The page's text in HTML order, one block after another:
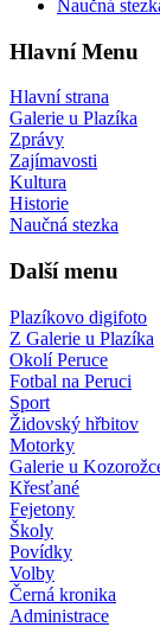
Naučná
Hlavní Menu
Hlavní strana
Galerie u Plazíka
Zprávy
Zajímavosti
Kultura
Historie
Naučná stezka
Další menu
Plazíkovo digifoto
Z Galerie u Plazíka
Okolí Peruce
Fotbal na Peruci
Sport
Židovský hřbitov
Motorky
Galerie u
Křesťané
Fejetony
Školy
Povídky
Volby
Černá kronika
Administrace